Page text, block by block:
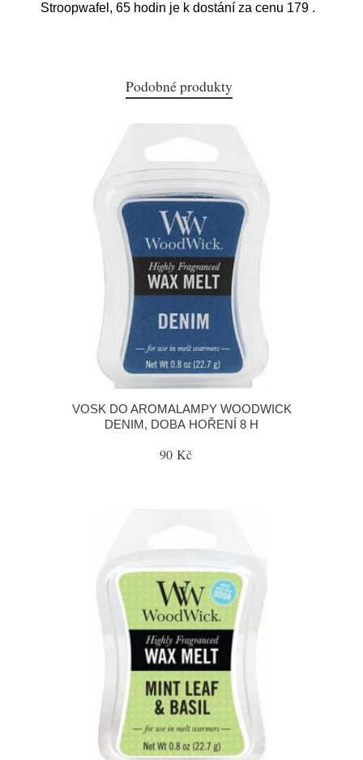
Stroopwafel, 65 hodin je k dostání za cenu 179 .
Podobné produkty
VOSK DO AROMALAMPY WOODWICK
DENIM, DOBA HOŘENÍ 8 H
90 Kč